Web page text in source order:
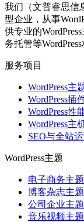
我们（文普睿思信
型企业，从事
供专业的
务托管等WordPress
服务项目
WordPress主
WordPress插
WordPress性
WordPress主
SEO与全站
WordPress主题
电子商务主题
博客杂志主题
公司企业主题
音乐视频主题